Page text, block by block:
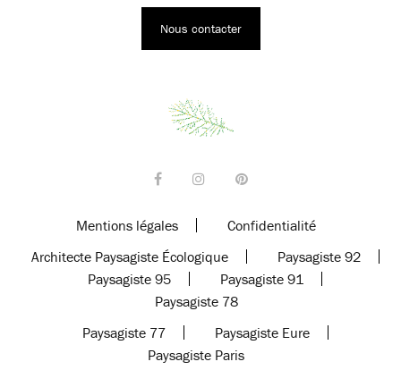
Nous contacter
Mentions légales
Confidentialité
Architecte Paysagiste Écologique
Paysagiste 92
Paysagiste 95
Paysagiste 91
Paysagiste 78
Paysagiste 77
Paysagiste Eure
Paysagiste Paris